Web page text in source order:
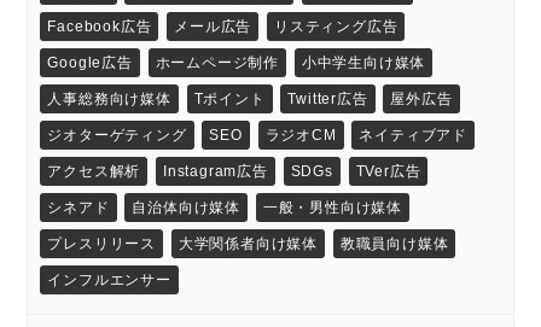
Facebook広告 メール広告 リスティング広告
Google広告 ホームページ制作 小中学生向け媒体
人事総務向け媒体 Tポイント Twitter広告 屋外広告
ジオターゲティング SEO ラジオCM ネイティブアド
アクセス解析 Instagram広告 SDGs TVer広告
シネアド 自治体向け媒体 一般・男性向け媒体
プレスリリース 大学関係者向け媒体 教職員向け媒体
インフルエンサー